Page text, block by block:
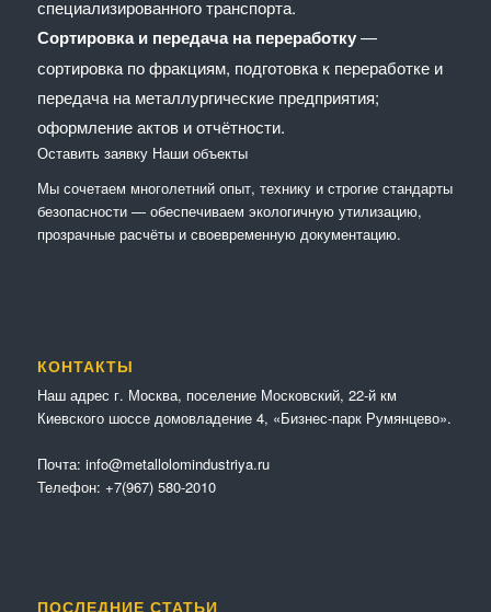
специализированного транспорта.
Сортировка и передача на переработку—
сортировка по фракциям, подготовка к переработке и
передача на металлургические предприятия;
оформление актов и отчётности.
Оставить заявку Наши объекты
Мы сочетaем многолетний опыт, технику и строгие стандарты
безопасности — обеспечиваем экологичную утилизацию,
прозрачные расчёты и своевременную документацию.
КОНТАКТЫ
Наш адрес г. Москва, поселение Московский, 22-й км
Киевского шоссе домовладение 4, «Бизнес-парк Румянцево».
Почта: info@metallolomindustriya.ru
Телефон: +7(967) 580-2010
ПОСЛЕДНИЕ СТАТЬИ